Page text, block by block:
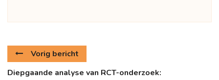
Vorig bericht
Diepgaande analyse van RCT-onderzoek: